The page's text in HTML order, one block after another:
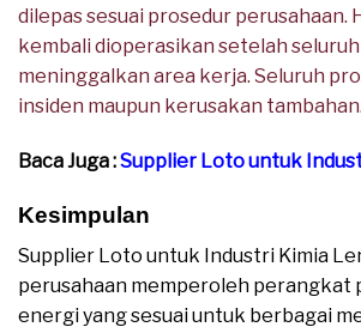
dilepas sesuai prosedur perusahaan.
kembali dioperasikan setelah
meninggalkan area kerja. Seluruh
insiden maupun kerusakan tambahan.
Baca Juga :Supplier Loto untuk
Kesimpulan
Supplier Loto untuk Industri Kimia
perusahaan memperoleh perangkat
energi yang sesuai untuk berbagai